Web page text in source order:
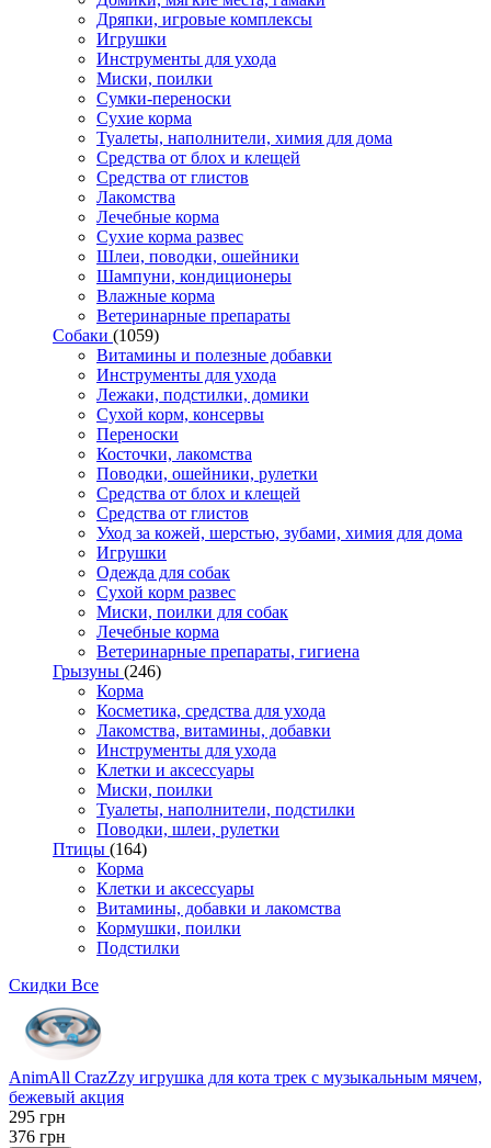
Дряпки, игровые комплексы
Игрушки
Инструменты для ухода
Миски, поилки
Сумки-переноски
Сухие корма
Туалеты, наполнители, химия для дома
Средства от блох и клещей
Средства от глистов
Лакомства
Лечебные корма
Сухие корма развес
Шлеи, поводки, ошейники
Шампуни, кондиционеры
Влажные корма
Ветеринарные препараты
Собаки (1059)
Витамины и полезные добавки
Инструменты для ухода
Лежаки, подстилки, домики
Сухой корм, консервы
Переноски
Косточки, лакомства
Поводки, ошейники, рулетки
Средства от блох и клещей
Средства от глистов
Уход за кожей, шерстью, зубами, химия для дома
Игрушки
Одежда для собак
Сухой корм развес
Миски, поилки для собак
Лечебные корма
Ветеринарные препараты, гигиена
Грызуны (246)
Корма
Косметика, средства для ухода
Лакомства, витамины, добавки
Инструменты для ухода
Клетки и аксессуары
Миски, поилки
Туалеты, наполнители, подстилки
Поводки, шлеи, рулетки
Птицы (164)
Корма
Клетки и аксессуары
Витамины, добавки и лакомства
Кормушки, поилки
Подстилки
Скидки Все
AnimAll CrazZzy игрушка для кота трек с музыкальным мячем,
бежевый акция
295 грн
376 грн